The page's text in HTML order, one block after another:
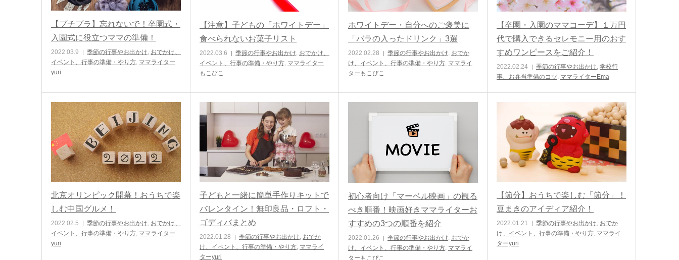
【プチプラ】忘れないで！卒園式・
入園式に役立つママの準備！
2022.03.9 季節の行事やお出かけ, おでかけ、
イベント、行事の準備・やり方, ママライター
yuri
【注意】子どもの「ホワイトデー」
食べられないお菓子リスト
2022.03.6 季節の行事やお出かけ, おでかけ、
イベント、行事の準備・やり方, ママライター
もこぴこ
ホワイトデー・自分へのご褒美に
「バラの入ったドリンク」3選
2022.02.28 季節の行事やお出かけ, おでか
け、イベント、行事の準備・やり方, ママライ
ターもこぴこ
【卒園・入園のママコーデ】１万円
代で購入できるセレモニー用のおす
すめワンピースをご紹介！
2022.02.24 季節の行事やお出かけ, 学校行
事、お弁当準備のコツ, ママライターEma
北京オリンピック開幕！おうちで楽
しむ中国グルメ！
2022.02.5 季節の行事やお出かけ, おでかけ、
イベント、行事の準備・やり方, ママライター
yuri
子どもと一緒に簡単手作りキットで
バレンタイン！無印良品・ロフト・
ゴディバまとめ
2022.01.28 季節の行事やお出かけ, おでか
け、イベント、行事の準備・やり方, ママライ
ターyuri
初心者向け「マーベル映画」の観る
べき順番！映画好きママライターお
すすめの3つの順番を紹介
2022.01.26 季節の行事やお出かけ, おでか
け、イベント、行事の準備・やり方, ママライ
ターもこぴこ
【節分】おうちで楽しむ「節分」！
豆まきのアイディア紹介！
2022.01.21 季節の行事やお出かけ, おでか
け、イベント、行事の準備・やり方, ママライ
ターyuri